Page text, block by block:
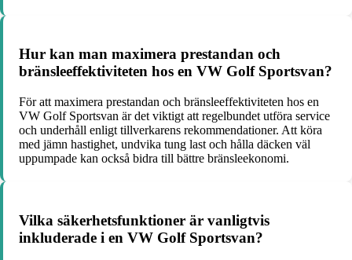
Hur kan man maximera prestandan och
bränsleeffektiviteten hos en VW Golf Sportsvan?
För att maximera prestandan och bränsleeffektiviteten hos en
VW Golf Sportsvan är det viktigt att regelbundet utföra service
och underhåll enligt tillverkarens rekommendationer. Att köra
med jämn hastighet, undvika tung last och hålla däcken väl
uppumpade kan också bidra till bättre bränsleekonomi.
Vilka säkerhetsfunktioner är vanligtvis
inkluderade i en VW Golf Sportsvan?